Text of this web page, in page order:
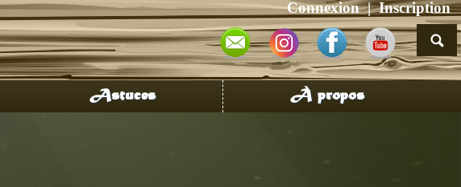
Connexion Inscription
Astuces À propos